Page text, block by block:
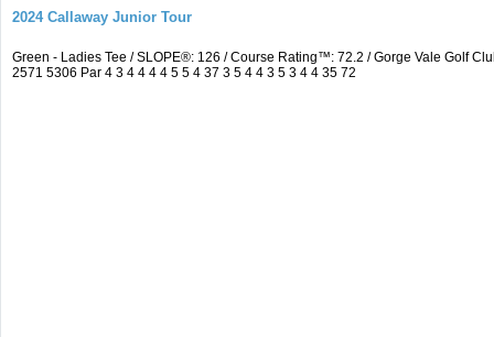
2024 Callaway Junior Tour
Green - Ladies Tee / SLOPE®: 126 / Course Rating™: 72.2 / Gorge Vale Golf
2571 5306 Par 4 3 4 4 4 4 5 5 4 37 3 5 4 4 3 5 3 4 4 35 72